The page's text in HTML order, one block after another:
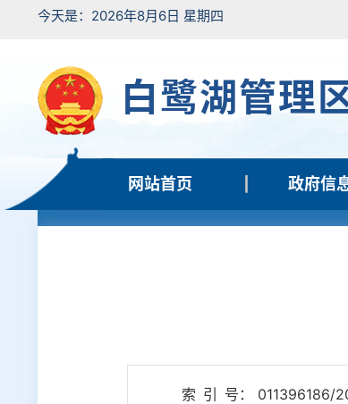
今天是：2026年8月6日 星期四
白鹭湖管理
网站首页 政府信
索 引 号： 011396186/